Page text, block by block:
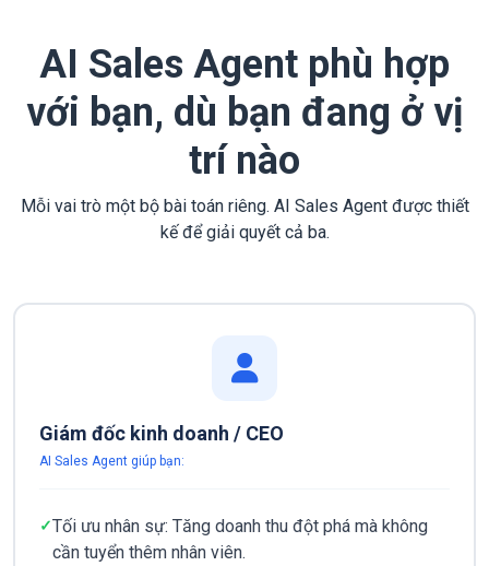
AI Sales Agent phù hợp
với bạn, dù bạn đang ở vị
trí nào
Mỗi vai trò một bộ bài toán riêng. AI Sales Agent được thiết
kế để giải quyết cả ba.
Giám đốc kinh doanh / CEO
AI Sales Agent giúp bạn:
Tối ưu nhân sự: Tăng doanh thu đột phá mà không
cần tuyển thêm nhân viên.